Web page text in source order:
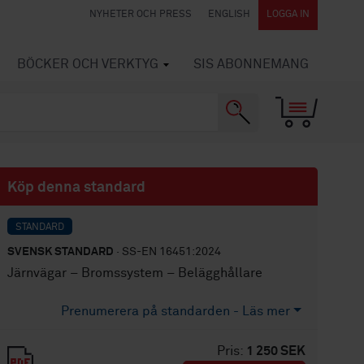
NYHETER OCH PRESS ENGLISH LOGGA IN
BÖCKER OCH VERKTYG SIS ABONNEMANG
Köp denna standard
STANDARD
SVENSK STANDARD · SS-EN 16451:2024
Järnvägar – Bromssystem – Belägghållare
Prenumerera på standarden - Läs mer
Pris: 1 250 SEK